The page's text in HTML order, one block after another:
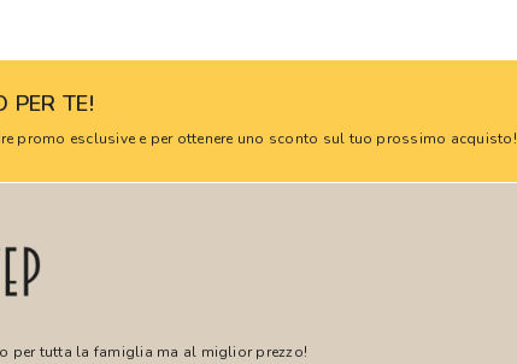
PER TE!
promo esclusive e per ottenere uno sconto sul tuo prossimo acquisto!
per tutta la famiglia ma al miglior prezzo!